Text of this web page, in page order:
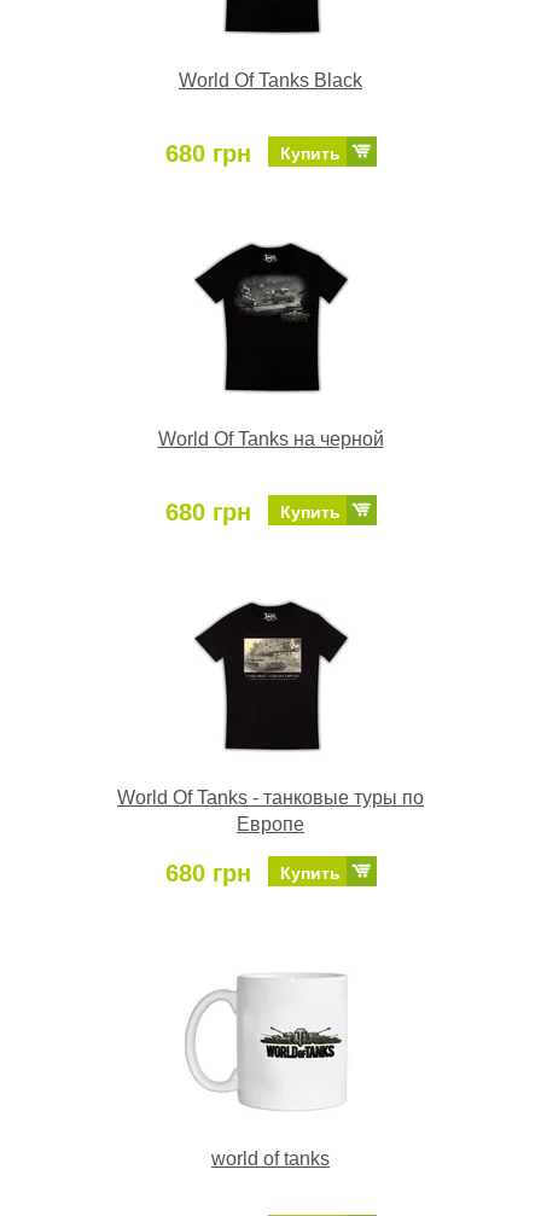
World Of Tanks Black
680 грн Купить
World Of Tanks на черной
680 грн Купить
World Of Tanks - танковые туры по
Европе
680 грн Купить
world of tanks